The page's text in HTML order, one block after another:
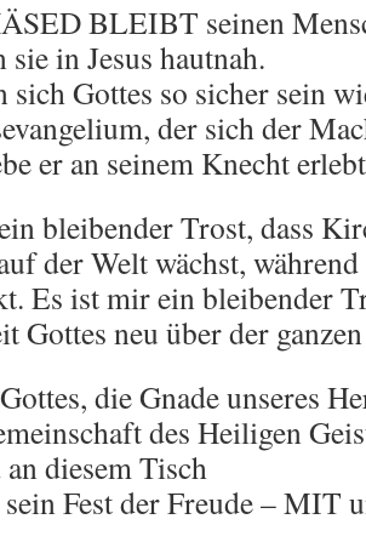
BLEIBT seinen
sie in Jesus hautnah.
sich Gottes so sicher sein
der sich der
er an seinem Knecht
bleibender Trost, dass
der Welt wächst,
Es ist mir ein bleibender
Gottes neu über der
die Gnade unseres
des Heiligen
diesem Tisch
Fest der Freude – MIT